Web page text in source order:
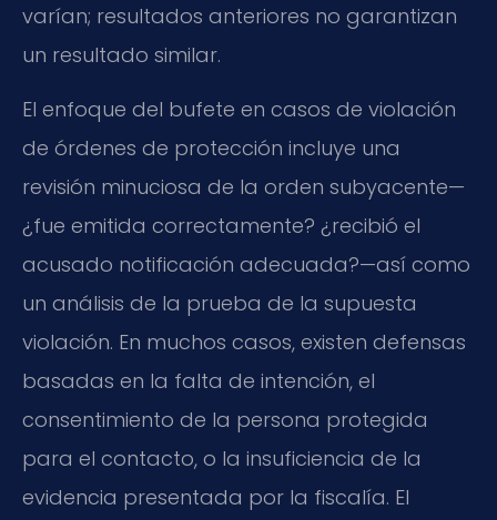
varían; resultados anteriores no garantizan
un resultado similar.
El enfoque del bufete en casos de violación
de órdenes de protección incluye una
revisión minuciosa de la orden subyacente—
¿fue emitida correctamente? ¿recibió el
acusado notificación adecuada?—así como
un análisis de la prueba de la supuesta
violación. En muchos casos, existen defensas
basadas en la falta de intención, el
consentimiento de la persona protegida
para el contacto, o la insuficiencia de la
evidencia presentada por la fiscalía. El